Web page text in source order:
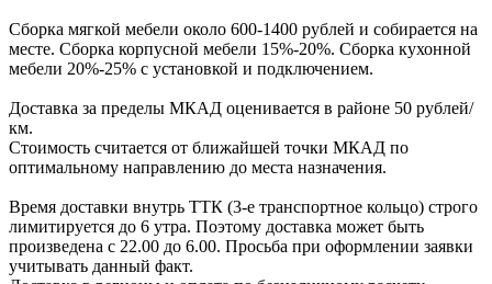
Сборка мягкой мебели около 600-1400 рублей и собирается на
месте. Сборка корпусной мебели 15%-20%. Сборка кухонной
мебели 20%-25% с установкой и подключением.
Доставка за пределы МКАД оценивается в районе 50 рублей/
км.
Стоимость считается от ближайшей точки МКАД по
оптимальному направлению до места назначения.
Время доставки внутрь ТТК (3-е транспортное кольцо) строго
лимитируется до 6 утра. Поэтому доставка может быть
произведена с 22.00 до 6.00. Просьба при оформлении заявки
учитывать данный факт.